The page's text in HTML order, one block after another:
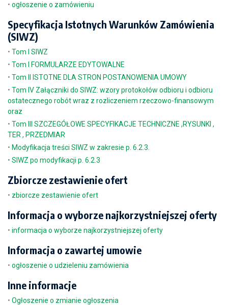
• ogłoszenie o zamówieniu
Specyfikacja Istotnych Warunków Zamówienia
(SIWZ)
• Tom I SIWZ
• Tom I FORMULARZE EDYTOWALNE
• Tom II ISTOTNE DLA STRON POSTANOWIENIA UMOWY
• Tom IV Załączniki do SIWZ: wzory protokołów odbioru i odbioru
ostatecznego robót wraz z rozliczeniem rzeczowo-finansowym
oraz
• Tom III SZCZEGÓŁOWE SPECYFIKACJE TECHNICZNE ,RYSUNKI ,
TER , PRZEDMIAR
• Modyfikacja treści SIWZ w zakresie p. 6.2.3.
• SIWZ po modyfikacji p. 6.2.3
Zbiorcze zestawienie ofert
• zbiorcze zestawienie ofert
Informacja o wyborze najkorzystniejszej oferty
• informacja o wyborze najkorzystniejszej oferty
Informacja o zawartej umowie
• ogłoszenie o udzieleniu zamówienia
Inne informacje
• Ogłoszenie o zmianie ogłoszenia